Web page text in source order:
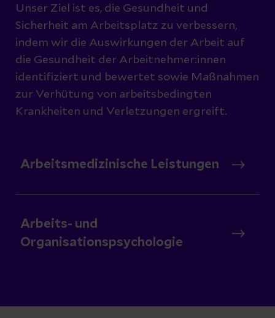
Unser Ziel ist es, die Gesundheit und
Sicherheit am Arbeitsplatz zu verbessern,
indem wir die Auswirkungen der Arbeit auf
die Gesundheit der Arbeitnehmer:innen
identifiziert und bewertet sowie Maßnahmen
zur Verhütung von arbeitsbedingten
Krankheiten und Verletzungen ergreift.
Arbeitsmedizinische Leistungen
Arbeits- und
Organisationspsychologie